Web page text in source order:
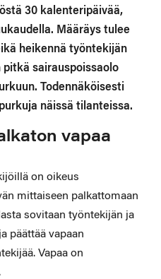
30 kalenteripäivää,
Määräys tulee
heikennä työntekijän
sairauspoissaolo
Todennäköisesti
näissä tilanteissa.
vapaa
on oikeus
mittaiseen palkattomaan
sovitaan työntekijän ja
päättää vapaan
Vapaa on